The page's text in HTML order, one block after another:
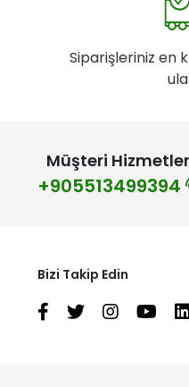
Siparişleriniz en
Müşteri
+905513499394
Bizi Takip Edin